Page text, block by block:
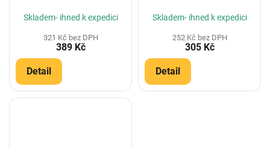
Skladem- ihned k expedici
321 Kč bez DPH
389 Kč
Detail
Skladem- ihned k expedici
252 Kč bez DPH
305 Kč
Detail